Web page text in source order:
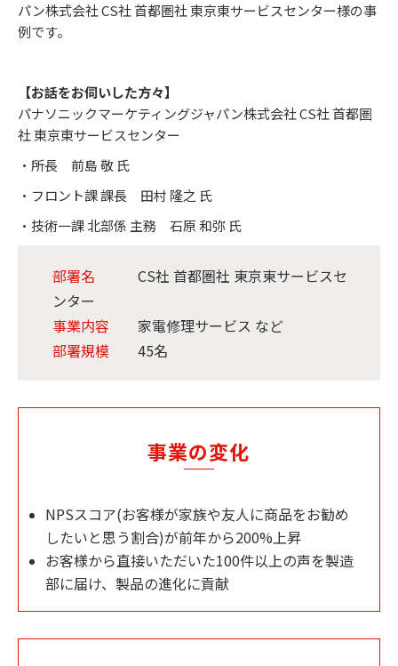
パン株式会社 CS社 首都圏社 東京東サービスセンター様の事
例です。
【お話をお伺いした方々】
パナソニックマーケティングジャパン株式会社 CS社 首都圏
社 東京東サービスセンター
・所長 前島 敬 氏
・フロント課 課長 田村 隆之 氏
・技術一課 北部係 主務 石原 和弥 氏
部署名 CS社 首都圏社 東京東サービスセ
ンター
事業内容
家電修理サービス など
部署規模 45名
事業の変化
NPSスコア(お客様が家族や友人に商品をお勧め
したいと思う割合)が前年から200%上昇
お客様から直接いただいた100件以上の声を製造
部に届け、製品の進化に貢献